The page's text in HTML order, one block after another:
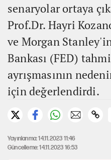
senaryolar ortaya
Prof.Dr. Hayri
ve Morgan
Bankası (FED)
ayrışmasının
için değerlendirdi.
Yayınlanma: 14.11.2023 11:46
Güncelleme: 14.11.2023 16:53